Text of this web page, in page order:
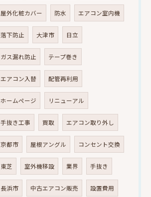
屋外化粧カバー 防水 エアコン室内機
落下防止 大津市 日立
ガス漏れ防止 テープ巻き
エアコン入替 配管再利用
ホームページ リニューアル
手抜き工事 買取 エアコン取り外し
京都市 屋根アングル コンセント交換
東芝 室外機移設 業界 手抜き
長浜市 中古エアコン販売 設置費用